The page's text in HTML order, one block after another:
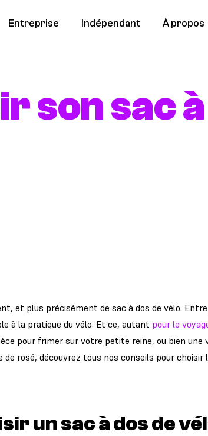
Entreprise Indépendant À propos
son sac
et plus précisément de sac à dos de vélo.
à la pratique du vélo. Et ce, autant pour le
pour frimer sur votre petite reine, ou bien une
rosé, découvrez tous nos conseils pour choisir
un sac à dos de